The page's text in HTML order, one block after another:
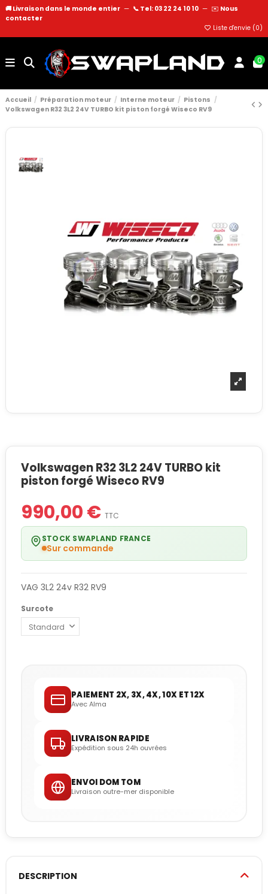
🚚 Livraison dans le monde entier — 📞 Tel: 03 22 24 10 10 — ✉️ Nous
contacter
Liste d'envie (0)
0
Accueil Préparation moteur Interne moteur
Pistons
Volkswagen R32 3L2 24V TURBO kit piston forgé Wiseco RV9
Volkswagen R32 3L2 24V TURBO kit
piston forgé Wiseco RV9
990,00 € TTC
STOCK SWAPLAND FRANCE
Sur commande
VAG 3L2 24v R32 RV9
Surcote
PAIEMENT 2X, 3X, 4X, 10X ET 12X
Avec Alma
LIVRAISON RAPIDE
Expédition sous 24h ouvrées
ENVOI DOM TOM
Livraison outre-mer disponible
DESCRIPTION